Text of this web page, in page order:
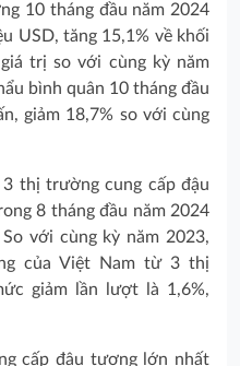
10 tháng đầu năm 2024
USD, tăng 15,1% về khối
trị so với cùng kỳ năm
bình quân 10 tháng đầu
giảm 18,7% so với cùng
3 thị trường cung cấp đậu
8 tháng đầu năm 2024
với cùng kỳ năm 2023,
của Việt Nam từ 3 thị
giảm lần lượt là 1,6%,
cấp đậu tương lớn nhất